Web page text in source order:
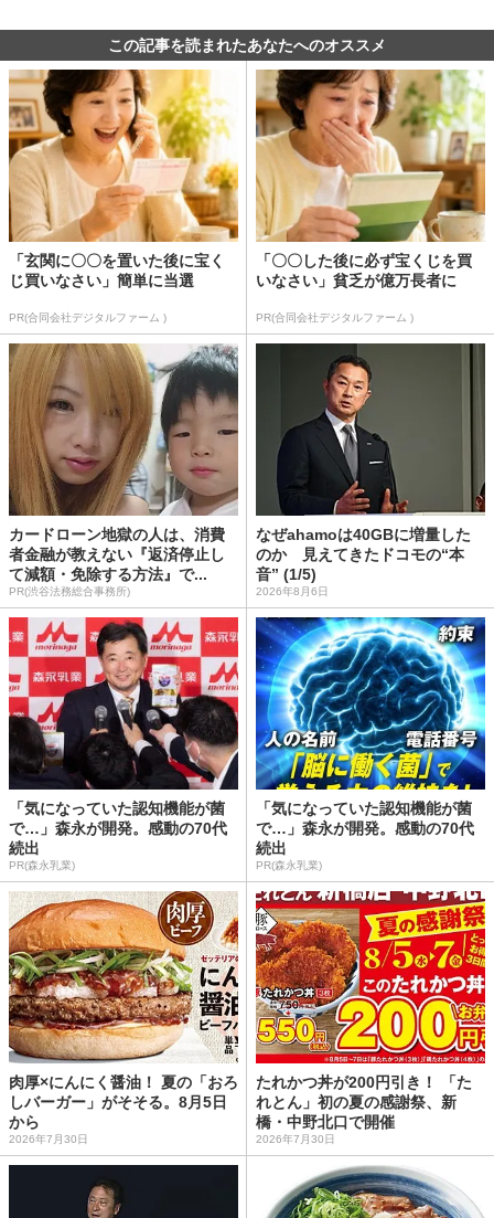
この記事を読まれたあなたへのオススメ
「玄関に〇〇を置いた後に宝く
じ買いなさい」簡単に当選
PR(合同会社デジタルファーム )
「〇〇した後に必ず宝くじを買
いなさい」貧乏が億万長者に
PR(合同会社デジタルファーム )
カードローン地獄の人は、消費
者金融が教えない『返済停止し
て減額・免除する方法』で...
PR(渋谷法務総合事務所)
なぜahamoは40GBに増量した
のか 見えてきたドコモの“本
音” (1/5)
2026年8月6日
「気になっていた認知機能が菌
で…」森永が開発。感動の70代
続出
PR(森永乳業)
「気になっていた認知機能が菌
で…」森永が開発。感動の70代
続出
PR(森永乳業)
肉厚×にんにく醤油！ 夏の「おろ
しバーガー」がそそる。8月5日
から
2026年7月30日
たれかつ丼が200円引き！ 「た
れとん」初の夏の感謝祭、新
橋・中野北口で開催
2026年7月30日